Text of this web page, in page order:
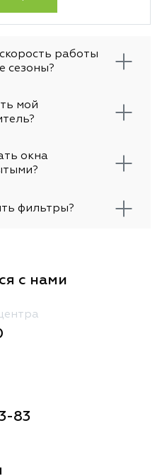
работы
сезоны?
мой
окна
фильтры?
с нами
83